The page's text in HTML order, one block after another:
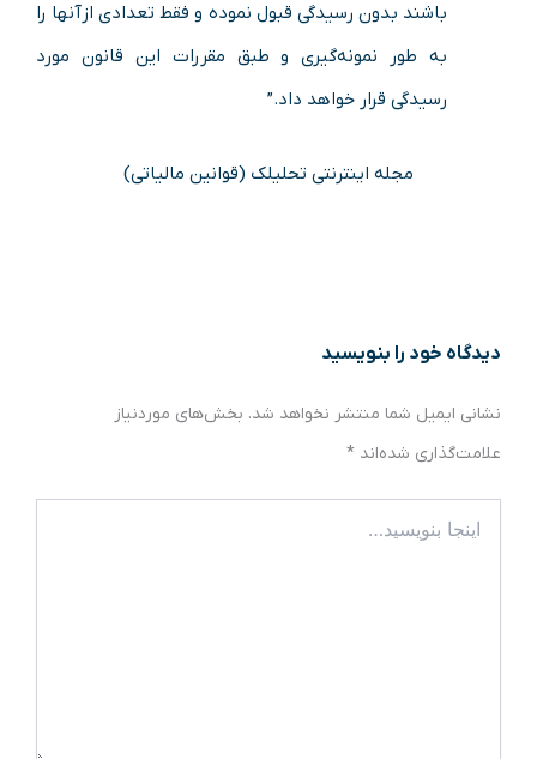
باشند بدون رسیدگی قبول نموده و فقط تعدادی از‌آنها را
به طور نمونه‌گیری و طبق مقررات این قانون مورد
رسیدگی قرار خواهد داد.”
مجله اینترنتی تحلیلک (قوانین مالیاتی)
دیدگاه‌ خود را بنویسید
نشانی ایمیل شما منتشر نخواهد شد. بخش‌های موردنیاز
علامت‌گذاری شده‌اند *
بنویسید…